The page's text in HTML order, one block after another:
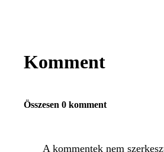
Komment
Összesen 0 komment
A kommentek nem